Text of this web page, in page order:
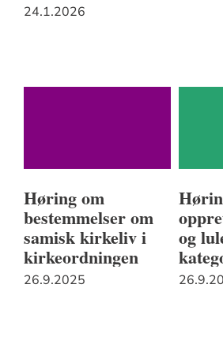
24.1.2026
Høring om
bestemmelser om
samisk kirkeliv i
kirkeordningen
26.9.2025
og